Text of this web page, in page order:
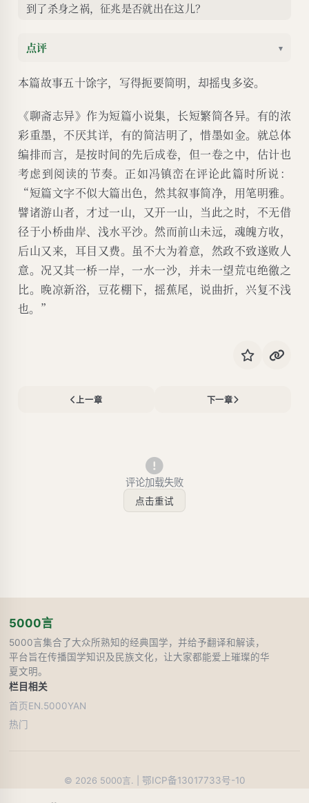
到了杀身之祸，征兆是否就出在这儿？
点评 ▾
本篇故事五十馀字，写得扼要简明，却摇曳多姿。
《聊斋志异》作为短篇小说集，长短繁简各异。有的浓
彩重墨，不厌其详，有的简洁明了，惜墨如金。就总体
编排而言，是按时间的先后成卷，但一卷之中，估计也
考虑到阅读的节奏。正如冯镇峦在评论此篇时所说：
“短篇文字不似大篇出色，然其叙事简净，用笔明雅。
譬诸游山者，才过一山，又开一山，当此之时，不无借
径于小桥曲岸、浅水平沙。然而前山未远，魂魄方收，
后山又来，耳目又费。虽不大为着意，然政不致遂败人
意。况又其一桥一岸，一水一沙，并未一望荒屯绝徼之
比。晚凉新浴，豆花棚下，摇蕉尾，说曲折，兴复不浅
也。”
上一章 下一章
评论加载失败
点击重试
5000言
5000言集合了大众所熟知的经典国学，并给予翻译和解读，
平台旨在传播国学知识及民族文化，让大家都能爱上璀璨的华
夏文明。
栏目
首页
热门
相关
EN.5000YAN
© 2026 5000言. | 鄂ICP备13017733号-10